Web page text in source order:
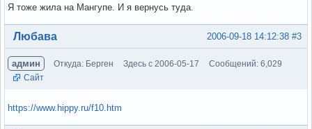
Я тоже жила на Мангупе. И я вернусь туда.
Вне форума #3
2006-09-18 14:12:38
Любава
админ Откуда: Берген Здесь с 2006-05-17
Сообщений: 6,029
Сайт
https://www.hippy.ru/f10.htm